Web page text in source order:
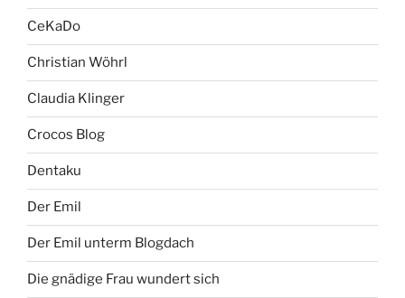
CeKaDo
Christian Wöhrl
Claudia Klinger
Crocos Blog
Dentaku
Der Emil
Der Emil unterm Blogdach
Die gnädige Frau wundert sich